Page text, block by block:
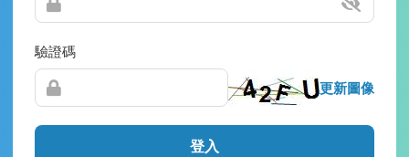
驗證碼
更新圖像
登入